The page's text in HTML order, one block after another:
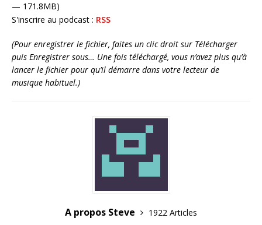
— 171.8MB)
S'inscrire au podcast : RSS
(Pour enregistrer le fichier, faites un clic droit sur Télécharger
puis Enregistrer sous… Une fois téléchargé, vous n’avez plus qu’à
lancer le fichier pour qu’il démarre dans votre lecteur de
musique habituel.)
A propos Steve
1922 Articles